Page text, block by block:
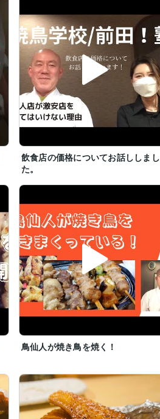
飲食店の価格についてお話ししまし
た。
鳥仙人が焼き鳥を焼く！